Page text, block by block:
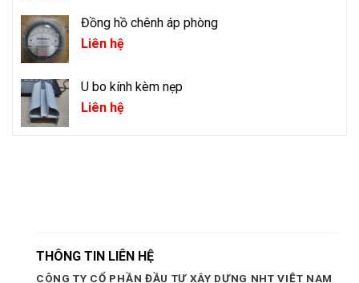
Đồng hồ chênh áp phòng
Liên hệ
U bo kính kèm nẹp
Liên hệ
THÔNG TIN LIÊN HỆ
CÔNG TY CỔ PHẦN ĐẦU TƯ XÂY DỰNG NHT VIỆT NAM